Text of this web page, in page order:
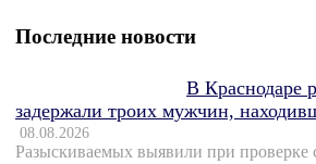
Последние новости
В Краснодаре
задержали троих мужчин,
08.08.2026
Разыскиваемых выявили при проверке